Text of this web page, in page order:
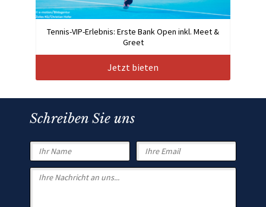
Tennis-VIP-Erlebnis: Erste Bank Open inkl. Meet &
Greet
Jetzt bieten
Schreiben Sie uns